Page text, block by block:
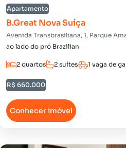
Apartamento
B.Great Nova Suíça
Avenida Transbrasiliana, 1, Parque
ao lado do pró Brazilian
2 quartos 2 suítes 1 vaga de
R$ 660.000
Conhecer imóvel